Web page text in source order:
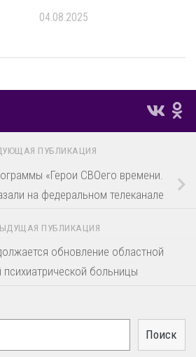
04.08.2025
ПУБЛИКАЦИЯ
«Герои СВОего времени.
на федеральном телеканале
ПУБЛИКАЦИЯ
обновление областной
психиатрической больницы
Поиск